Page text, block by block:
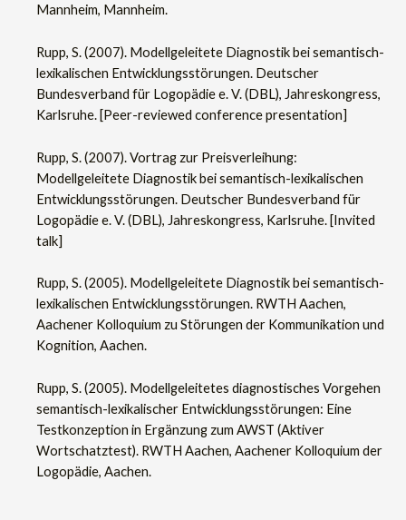
Mannheim, Mannheim.
Rupp, S. (2007). Modellgeleitete Diagnostik bei semantisch-
lexikalischen Entwicklungsstörungen. Deutscher
Bundesverband für Logopädie e. V. (DBL), Jahreskongress,
Karlsruhe. [Peer-reviewed conference presentation]
Rupp, S. (2007). Vortrag zur Preisverleihung:
Modellgeleitete Diagnostik bei semantisch-lexikalischen
Entwicklungsstörungen. Deutscher Bundesverband für
Logopädie e. V. (DBL), Jahreskongress, Karlsruhe. [Invited
talk]
Rupp, S. (2005). Modellgeleitete Diagnostik bei semantisch-
lexikalischen Entwicklungsstörungen. RWTH Aachen,
Aachener Kolloquium zu Störungen der Kommunikation und
Kognition, Aachen.
Rupp, S. (2005). Modellgeleitetes diagnostisches Vorgehen
semantisch-lexikalischer Entwicklungsstörungen: Eine
Testkonzeption in Ergänzung zum AWST (Aktiver
Wortschatztest). RWTH Aachen, Aachener Kolloquium der
Logopädie, Aachen.